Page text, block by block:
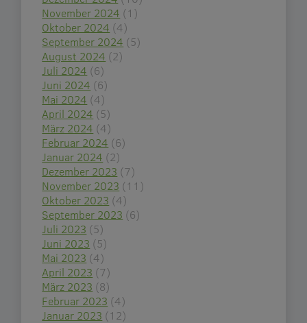
November 2024 (1)
Oktober 2024 (4)
September 2024 (5)
August 2024 (2)
Juli 2024 (6)
Juni 2024 (6)
Mai 2024 (4)
April 2024 (5)
März 2024 (4)
Februar 2024 (6)
Januar 2024 (2)
Dezember 2023 (7)
November 2023 (11)
Oktober 2023 (4)
September 2023 (6)
Juli 2023 (5)
Juni 2023 (5)
Mai 2023 (4)
April 2023 (7)
März 2023 (8)
Februar 2023 (4)
Januar 2023 (12)